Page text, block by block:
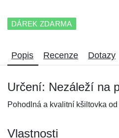
DÁREK ZDARMA
Popis Recenze Dotazy
Určení: Nezáleží na
Pohodlná a kvalitní kšiltovka
Vlastnosti